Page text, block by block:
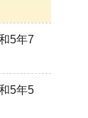
5年7
5年5